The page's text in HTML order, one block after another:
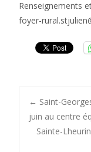
Renseignements
foyer-
Post
← Saint-
juin au centre
Sainte-